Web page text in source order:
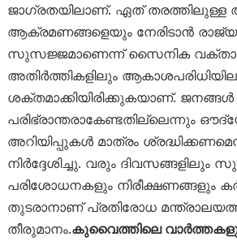
ജാഗ്രതയിലാണ്. ഏത് തരത്തിലുള്ള
ആക്രമണങ്ങളെയും നേരിടാൻ
സുസജ്ജമാണെന്ന് സൈനിക വക്താവ്
അതിർത്തികളിലും
ശക്തമാക്കിയിരിക്കുകയാണ്. ജനങ്ങൾ
പരിഭ്രാന്തരാകേണ്ടതില്ലെന്നും
അറിയിപ്പുകൾ മാത്രം
നിർദ്ദേശിച്ചു. വരും ദിവസങ്ങളിലും
പരിശോധനകളും നിരീക്ഷണങ്ങളും
തുടരാനാണ് പ്രതിരോധ
തീരുമാനം.കുവൈത്തിലെ